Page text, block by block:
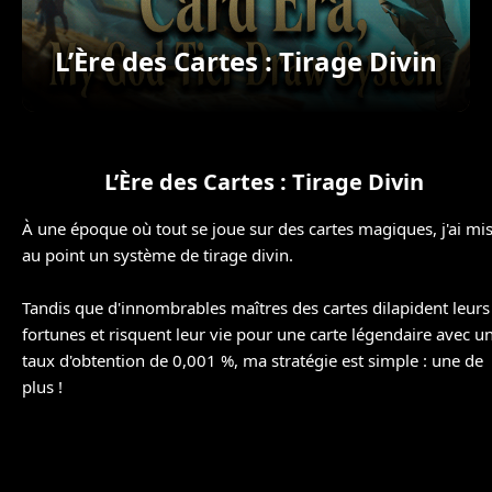
L’Ère des Cartes : Tirage Divin
L’Ère des Cartes : Tirage Divin
À une époque où tout se joue sur des cartes magiques, j'ai mis
au point un système de tirage divin.
Tandis que d'innombrables maîtres des cartes dilapident leurs
fortunes et risquent leur vie pour une carte légendaire avec
taux d'obtention de 0,001 %, ma stratégie est simple : une de
plus !